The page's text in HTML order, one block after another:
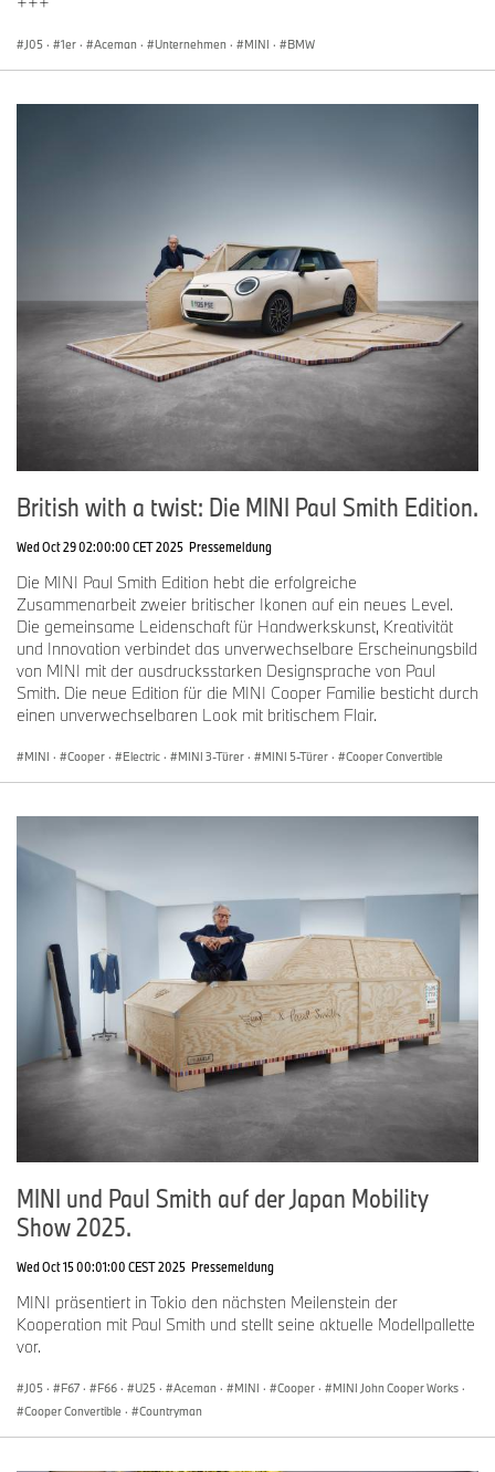
J05 · 1er · Aceman · Unternehmen · MINI · BMW
British with a twist: Die MINI Paul Smith Edition.
Wed Oct 29 02:00:00 CET 2025 Pressemeldung
Die MINI Paul Smith Edition hebt die erfolgreiche
Zusammenarbeit zweier britischer Ikonen auf ein neues Level.
Die gemeinsame Leidenschaft für Handwerkskunst, Kreativität
und Innovation verbindet das unverwechselbare Erscheinungsbild
von MINI mit der ausdrucksstarken Designsprache von Paul
Smith. Die neue Edition für die MINI Cooper Familie besticht durch
einen unverwechselbaren Look mit britischem Flair.
MINI · Cooper · Electric · MINI 3-Türer · MINI 5-Türer · Cooper Convertible
MINI und Paul Smith auf der Japan Mobility
Show 2025.
Wed Oct 15 00:01:00 CEST 2025 Pressemeldung
MINI präsentiert in Tokio den nächsten Meilenstein der
Kooperation mit Paul Smith und stellt seine aktuelle Modellpallette
vor.
J05 · F67 · F66 · U25 · Aceman · MINI · Cooper · MINI John Cooper Works ·
Cooper Convertible · Countryman